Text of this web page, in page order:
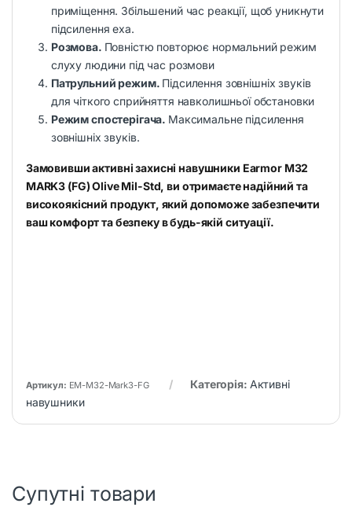
приміщення. Збільшений час реакції, щоб уникнути
підсилення еха.
Розмова. Повністю повторює нормальний режим
слуху людини під час розмови
Патрульний режим. Підсилення зовнішніх звуків
для чіткого сприйняття навколишньої обстановки
Режим спостерігача. Максимальне підсилення
зовнішніх звуків.
Замовивши активні захисні навушники Earmor M32
MARK3 (FG) Olive Mil-Std, ви отримаєте надійний та
високоякісний продукт, який допоможе забезпечити
ваш комфорт та безпеку в будь-якій ситуації.
Артикул: EM-M32-Mark3-FG Категорія: Активні
навушники
Супутні товари